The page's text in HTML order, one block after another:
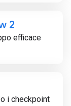
2
efficace
i checkpoint